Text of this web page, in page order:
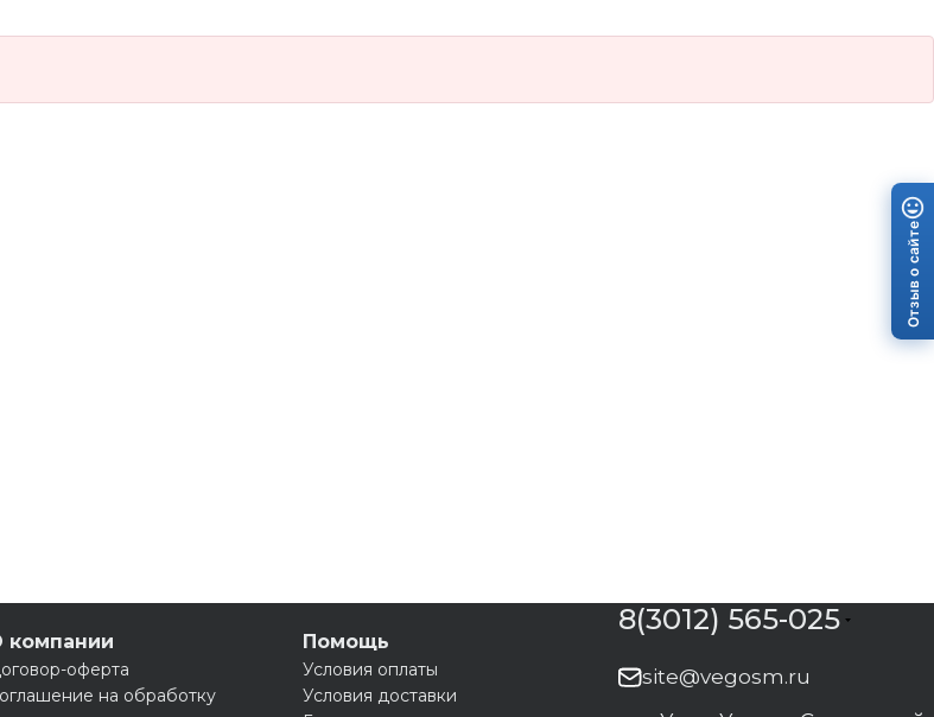
компании
оферта
на обработку
Помощь
Условия оплаты
Условия доставки
8(3012) 565-025
site@vegosm.ru
Отзыв о сайте